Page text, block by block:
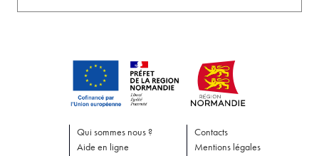
Qui sommes nous ?
Aide en ligne
Contacts
Mentions légales